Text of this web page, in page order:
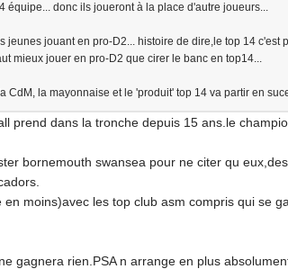
équipe... donc ils joueront à la place d'autre joueurs...
jouant en pro-D2... histoire de dire,le top 14
mieux jouer en pro-D2 que cirer le banc en top14...
la mayonnaise et le 'produit' top 14 va partir en
prend dans la tronche depuis 15 ans.le
bornemouth swansea pour ne citer qu
moins)avec les top club asm compris qui se
gagnera rien.PSA n arrange en plus